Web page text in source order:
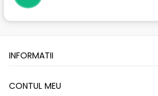
INFORMATII
CONTUL MEU